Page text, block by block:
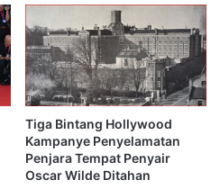
Tiga Bintang Hollywood
Kampanye Penyelamatan
Penjara Tempat Penyair
Oscar Wilde Ditahan